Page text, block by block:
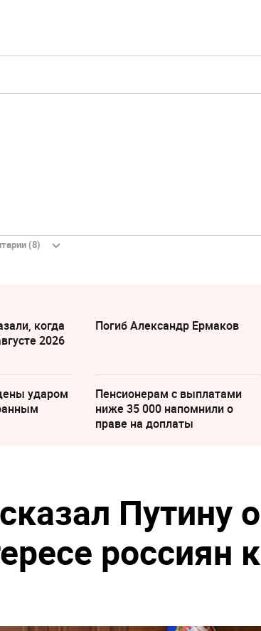
(8)
когда
2026
Погиб Александр Ермаков
ударом
Пенсионерам с выплатами
ниже 35 000 напомнили о
праве на доплаты
Путину о
россиян к